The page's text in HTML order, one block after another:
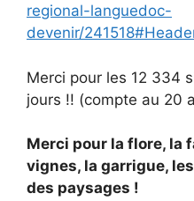
regional-languedoc-
devenir/
Merci pour les 12 334
jours !! (compte au 20
Merci pour la flore, la
vignes, la garrigue,
des paysages !